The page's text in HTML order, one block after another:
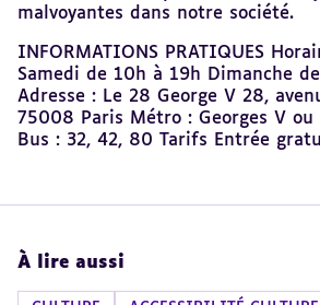
malvoyantes dans notre société.
INFORMATIONS PRATIQUES
Samedi de 10h à 19h Dimanche
Adresse : Le 28 George V 28,
75008 Paris Métro : Georges V ou
Bus : 32, 42, 80 Tarifs Entrée
À lire aussi